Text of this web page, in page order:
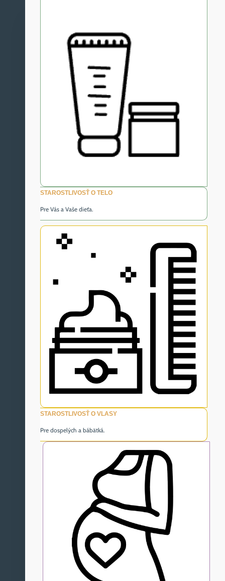
STAROSTLIVOSŤ O TELO
Pre Vás a Vaše dieťa.
STAROSTLIVOSŤ O VLASY
Pre dospelých a bábätká.